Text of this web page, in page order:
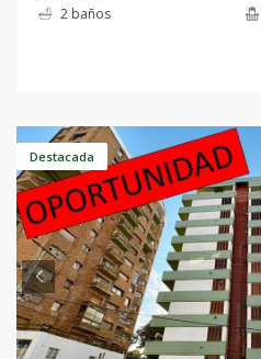
2 baños
Destacada
Anterior